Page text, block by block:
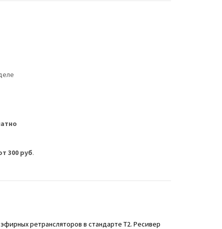
300 руб.
ретрансляторов в стандарте Т2. Ресивер